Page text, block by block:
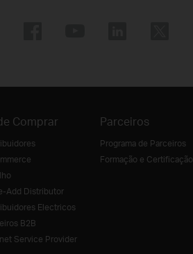
Comprar
Add Distributor
Electricos
B2B
Service Provider
Parceiros
Programa de Parceiros
Formação e Certificação